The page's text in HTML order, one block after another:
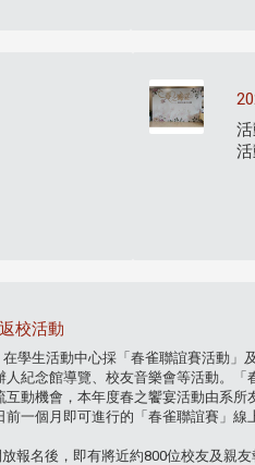
校活動
生活動中心採「春雀聯誼賽活動」
紀念館導覽、校友音樂會等活動。
互動機會，本年度春之饗宴活動由系
一個月即可進行的「春雀聯誼賽」
報名後，即有將近約800位校友及親